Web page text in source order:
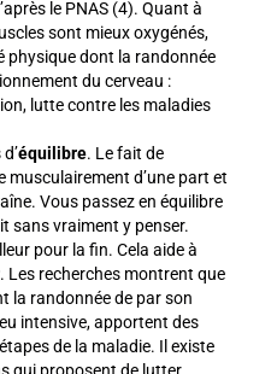
le PNAS (4). Quant à
sont mieux oxygénés,
physique dont la randonnée
du cerveau :
lutte contre les maladies
équilibre. Le fait de
musculairement d’une part et
Vous passez en équilibre
sans vraiment y penser.
pour la fin. Cela aide à
. Les recherches montrent que
la randonnée de par son
intensive, apportent des
de la maladie. Il existe